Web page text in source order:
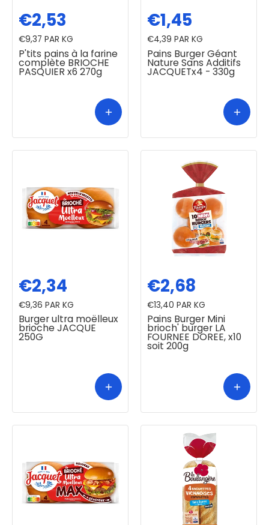
P'tits pains à la farine
complète BRIOCHE
PASQUIER x6 270g
€2,53
€9,37 PAR KG
Pains Burger Géant
Nature Sans Additifs
JACQUETx4 - 330g
€1,45
€4,39 PAR KG
Burger ultra moëlleux
brioche JACQUE
250G
€2,34
€9,36 PAR KG
Pains Burger Mini
brioch' burger LA
FOURNEE DOREE, x10
soit 200g
€2,68
€13,40 PAR KG